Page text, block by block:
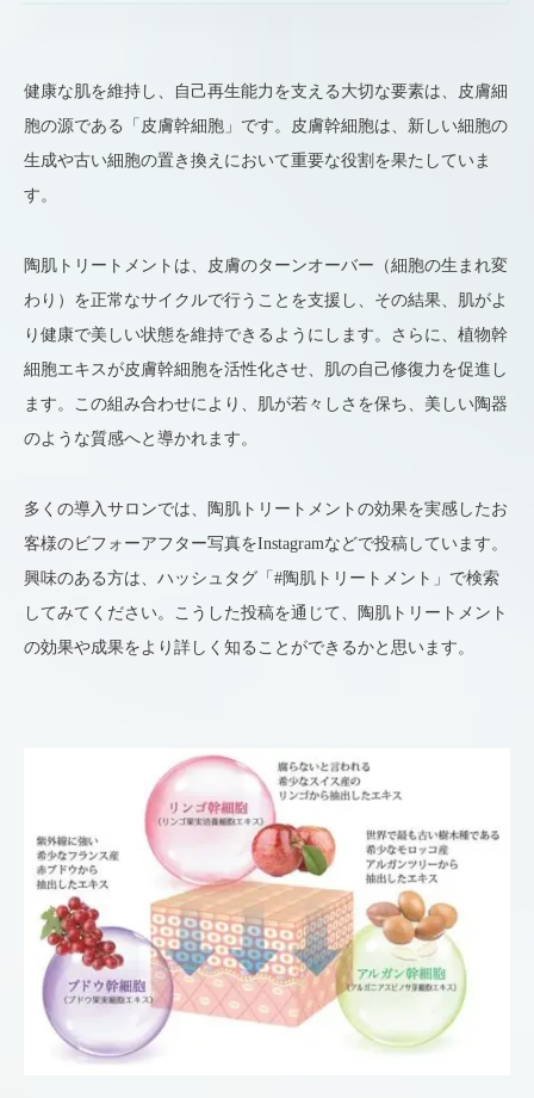
健康な肌を維持し、自己再生能力を支える大切な要素は、皮膚細
胞の源である「皮膚幹細胞」です。皮膚幹細胞は、新しい細胞の
生成や古い細胞の置き換えにおいて重要な役割を果たしていま
す。
陶肌トリートメントは、皮膚のターンオーバー（細胞の生まれ変
わり）を正常なサイクルで行うことを支援し、その結果、肌がよ
り健康で美しい状態を維持できるようにします。さらに、植物幹
細胞エキスが皮膚幹細胞を活性化させ、肌の自己修復力を促進し
ます。この組み合わせにより、肌が若々しさを保ち、美しい陶器
のような質感へと導かれます。
多くの導入サロンでは、陶肌トリートメントの効果を実感したお
客様のビフォーアフター写真をInstagramなどで投稿しています。
興味のある方は、ハッシュタグ「#陶肌トリートメント」で検索
してみてください。こうした投稿を通じて、陶肌トリートメント
の効果や成果をより詳しく知ることができるかと思います。